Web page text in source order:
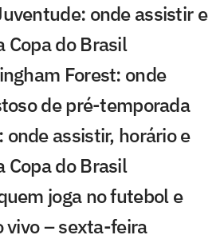
onde assistir e
Copa do Brasil
Forest: onde
de pré-temporada
onde assistir, horário e
Copa do Brasil
joga no futebol e
vivo – sexta-feira